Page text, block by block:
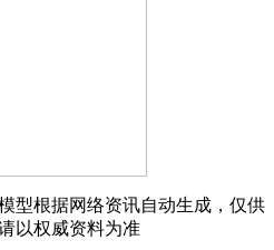
型根据网络资讯自动生成，仅供
以权威资料为准